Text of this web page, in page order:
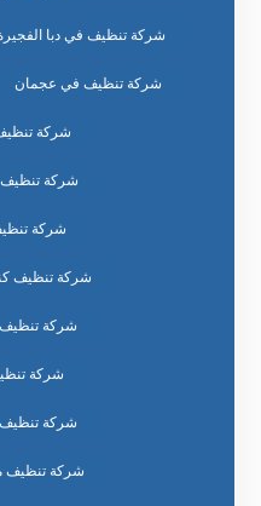
شركة تنظيف في دبا
شركة تنظيف في عجمان
شركة
شركة
شركة
شركة تنظيف
شركة
شركة
شركة تنظيف
شركة تنظيف